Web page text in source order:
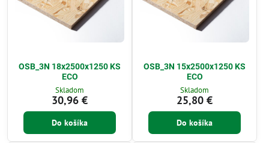
OSB_3N 18x2500x1250 KS
ECO
Skladom
30,96 €
Do košíka
OSB_3N 15x2500x1250 KS
ECO
Skladom
25,80 €
Do košíka